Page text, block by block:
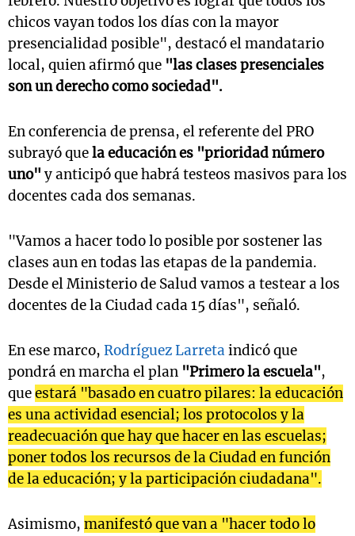
chicos vayan todos los días con la mayor
presencialidad posible", destacó el mandatario
local, quien afirmó que "las clases presenciales
son un derecho como sociedad".
En conferencia de prensa, el referente del PRO
subrayó quela educación es "prioridad número
uno" y anticipó que habrá testeos masivos para los
docentes cada dos semanas.
"Vamos a hacer todo lo posible por sostener las
clases aun en todas las etapas de la pandemia.
Desde el Ministerio de Salud vamos a testear a los
docentes de la Ciudad cada 15 días", señaló.
En ese marco, Rodríguez Larretaindicó que
pondrá en marcha el plan "Primero la escuela",
queestará "basado en cuatro pilares: la educación
es una actividad esencial; los protocolos y la
readecuación que hay que hacer en las escuelas;
poner todos los recursos de la Ciudad en función
de la educación; y la participación ciudadana".
Asimismo, manifestó que van a "hacer todo lo
Notas
Notas